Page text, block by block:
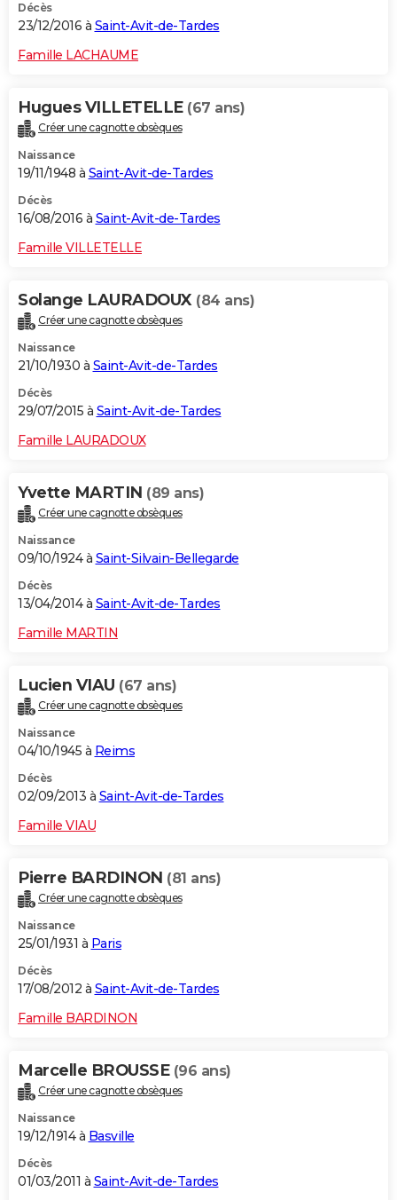
Décès
23/12/2016 à Saint-Avit-de-Tardes
Famille LACHAUME
Hugues VILLETELLE (67 ans)
Créer une cagnotte obsèques
Naissance
19/11/1948 à Saint-Avit-de-Tardes
Décès
16/08/2016 à Saint-Avit-de-Tardes
Famille VILLETELLE
Solange LAURADOUX (84 ans)
Créer une cagnotte obsèques
Naissance
21/10/1930 à Saint-Avit-de-Tardes
Décès
29/07/2015 à Saint-Avit-de-Tardes
Famille LAURADOUX
Yvette MARTIN (89 ans)
Créer une cagnotte obsèques
Naissance
09/10/1924 à Saint-Silvain-Bellegarde
Décès
13/04/2014 à Saint-Avit-de-Tardes
Famille MARTIN
Lucien VIAU (67 ans)
Créer une cagnotte obsèques
Naissance
04/10/1945 à Reims
Décès
02/09/2013 à Saint-Avit-de-Tardes
Famille VIAU
Pierre BARDINON (81 ans)
Créer une cagnotte obsèques
Naissance
25/01/1931 à Paris
Décès
17/08/2012 à Saint-Avit-de-Tardes
Famille BARDINON
Marcelle BROUSSE (96 ans)
Créer une cagnotte obsèques
Naissance
19/12/1914 à Basville
Décès
01/03/2011 à Saint-Avit-de-Tardes